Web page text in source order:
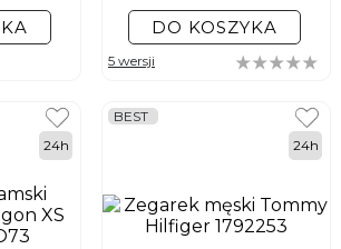
DO KOSZYKA
5 wersji
24h
BEST
24h